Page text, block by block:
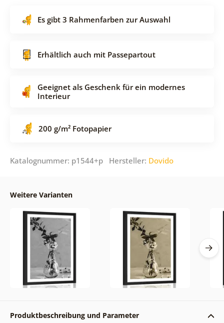
Es gibt 3 Rahmenfarben zur Auswahl
Erhältlich auch mit Passepartout
Geeignet als Geschenk für ein modernes
Interieur
200 g/m² Fotopapier
Katalognummer: p1544+p Hersteller: Dovido
Weitere Varianten
Produktbeschreibung und Parameter